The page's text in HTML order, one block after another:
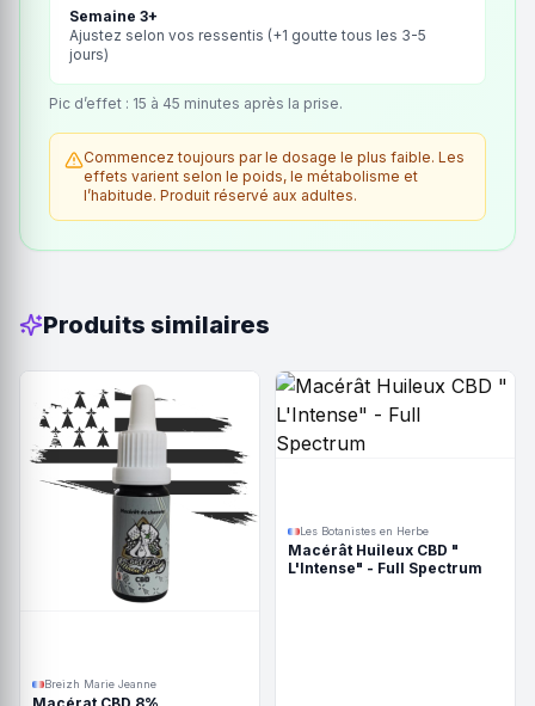
Semaine 3+
Ajustez selon vos ressentis (+1 goutte tous les 3-5
jours)
Pic d’effet : 15 à 45 minutes après la prise.
Commencez toujours par le dosage le plus faible. Les
effets varient selon le poids, le métabolisme et
l’habitude. Produit réservé aux adultes.
Produits similaires
Breizh Marie Jeanne
Les Botanistes en Herbe
Macérât Huileux CBD "
L'Intense" - Full Spectrum